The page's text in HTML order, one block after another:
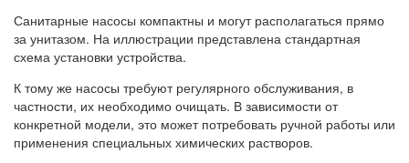
Санитарные насосы компактны и могут располагаться прямо
за унитазом. На иллюстрации представлена стандартная
схема установки устройства.
К тому же насосы требуют регулярного обслуживания, в
частности, их необходимо очищать. В зависимости от
конкретной модели, это может потребовать ручной работы или
применения специальных химических растворов.